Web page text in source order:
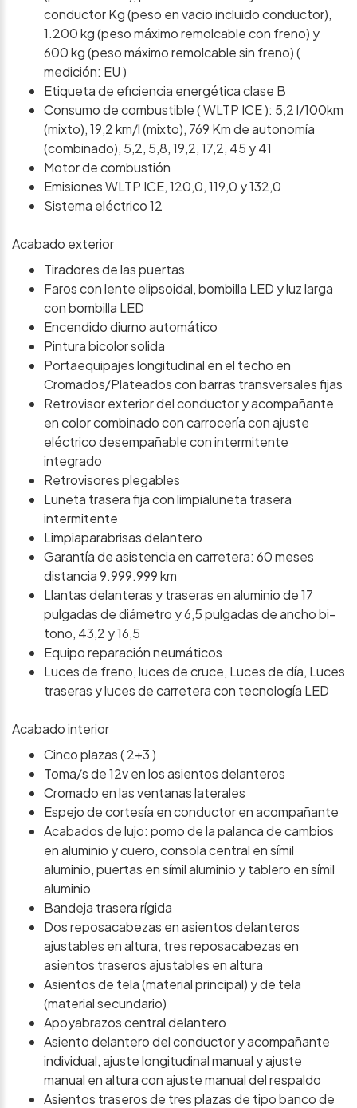
conductor Kg (peso en vacio incluido conductor),
1.200 kg (peso máximo remolcable con freno) y
600 kg (peso máximo remolcable sin freno) (
medición: EU )
Etiqueta de eficiencia energética clase B
Consumo de combustible ( WLTP ICE ): 5,2 l/100km
(mixto), 19,2 km/l (mixto), 769 Km de autonomía
(combinado), 5,2, 5,8, 19,2, 17,2, 45 y 41
Motor de combustión
Emisiones WLTP ICE, 120,0, 119,0 y 132,0
Sistema eléctrico 12
Acabado exterior
Tiradores de las puertas
Faros con lente elipsoidal, bombilla LED y luz larga
con bombilla LED
Encendido diurno automático
Pintura bicolor solida
Portaequipajes longitudinal en el techo en
Cromados/Plateados con barras transversales fijas
Retrovisor exterior del conductor y acompañante
en color combinado con carrocería con ajuste
eléctrico desempañable con intermitente
integrado
Retrovisores plegables
Luneta trasera fija con limpialuneta trasera
intermitente
Limpiaparabrisas delantero
Garantía de asistencia en carretera: 60 meses
distancia 9.999.999 km
Llantas delanteras y traseras en aluminio de 17
pulgadas de diámetro y 6,5 pulgadas de ancho bi-
tono, 43,2 y 16,5
Equipo reparación neumáticos
Luces de freno, luces de cruce, Luces de día, Luces
traseras y luces de carretera con tecnología LED
Acabado interior
Cinco plazas ( 2+3 )
Toma/s de 12v en los asientos delanteros
Cromado en las ventanas laterales
Espejo de cortesía en conductor en acompañante
Acabados de lujo: pomo de la palanca de cambios
en aluminio y cuero, consola central en símil
aluminio, puertas en símil aluminio y tablero en símil
aluminio
Bandeja trasera rígida
Dos reposacabezas en asientos delanteros
ajustables en altura, tres reposacabezas en
asientos traseros ajustables en altura
Asientos de tela (material principal) y de tela
(material secundario)
Apoyabrazos central delantero
Asiento delantero del conductor y acompañante
individual, ajuste longitudinal manual y ajuste
manual en altura con ajuste manual del respaldo
Asientos traseros de tres plazas de tipo banco de